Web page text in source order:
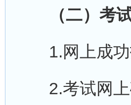
（二）考试
1.网上成功
2.考试网上